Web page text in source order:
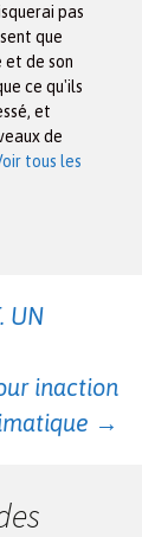
pas
que
et de son
ce qu'ils
et
de
tous les
UN
inaction
→